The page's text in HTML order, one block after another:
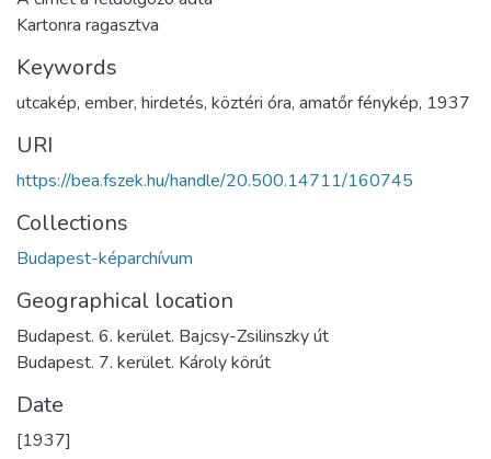
Kartonra ragasztva
Keywords
utcakép, ember, hirdetés, köztéri óra, amatőr fénykép, 1937
URI
https://bea.fszek.hu/handle/20.500.14711/160745
Collections
Budapest-képarchívum
Geographical location
Budapest. 6. kerület. Bajcsy-Zsilinszky út
Budapest. 7. kerület. Károly körút
Date
[1937]